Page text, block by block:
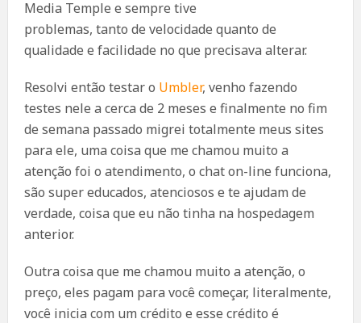
Media Temple e sempre tive
problemas, tanto de velocidade quanto de
qualidade e facilidade no que precisava alterar.
Resolvi então testar o Umbler, venho fazendo
testes nele a cerca de 2 meses e finalmente no fim
de semana passado migrei totalmente meus sites
para ele, uma coisa que me chamou muito a
atenção foi o atendimento, o chat on-line funciona,
são super educados, atenciosos e te ajudam de
verdade, coisa que eu não tinha na hospedagem
anterior.
Outra coisa que me chamou muito a atenção, o
preço, eles pagam para você começar, literalmente,
você inicia com um crédito e esse crédito é